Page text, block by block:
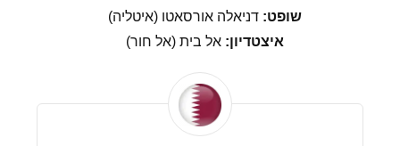
שופט:דניאלה אורסאטו (איטליה)
איצטדיון:אל בית (אל חור)